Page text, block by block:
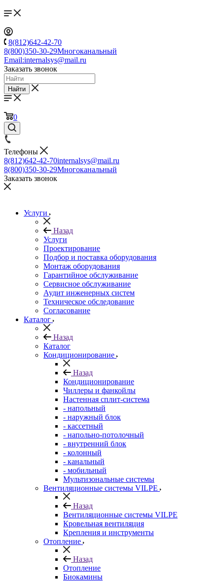
8(812)642-42-70
8(800)350-30-29Многоканальный
Email:internalsys@mail.ru
Заказать звонок
Найти
0
Телефоны
8(812)642-42-70internalsys@mail.ru
8(800)350-30-29Многоканальный
Заказать звонок
Услуги
Назад
Услуги
Проектирование
Подбор и поставка оборудования
Монтаж оборудования
Гарантийное обслуживание
Сервисное обслуживание
Аудит инженерных систем
Техническое обследование
Согласование
Каталог
Назад
Каталог
Кондиционирование
Назад
Кондиционирование
Чиллеры и фанкойлы
Настенная сплит-система
- напольный
- наружный блок
- кассетный
- напольно-потолочный
- внутренний блок
- колонный
- канальный
- мобильный
Мультизональные системы
Вентиляционные системы VILPE
Назад
Вентиляционные системы VILPE
Кровельная вентиляция
Крепления и инструменты
Отопление
Назад
Отопление
Биокамины